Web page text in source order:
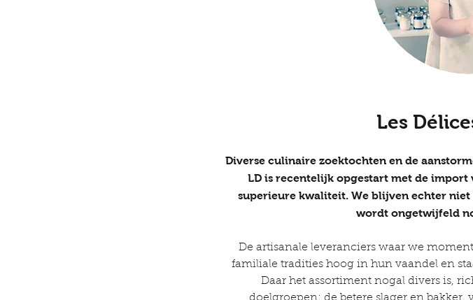
Les
Diverse culinaire zoektochten en de
LD is recentelijk opgestart met de
superieure kwaliteit. We blijven echter
wordt ongetwijfeld
De artisanale leveranciers waar we
familiale tradities hoog in hun vaandel en
Daar het assortiment nogal divers is,